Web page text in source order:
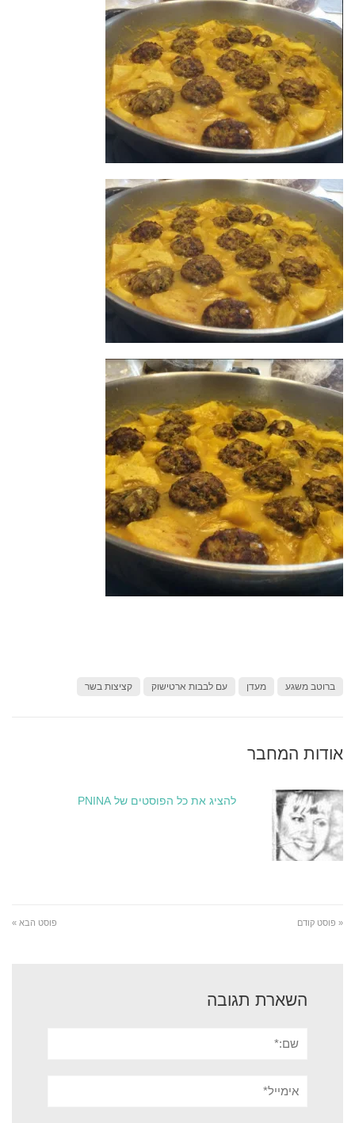
ברוטב משגע מעדן עם לבבות ארטישוק קציצות בשר
אודות המחבר
להציג את כל הפוסטים של PNINA
« פוסט קודם פוסט הבא »
השארת תגובה